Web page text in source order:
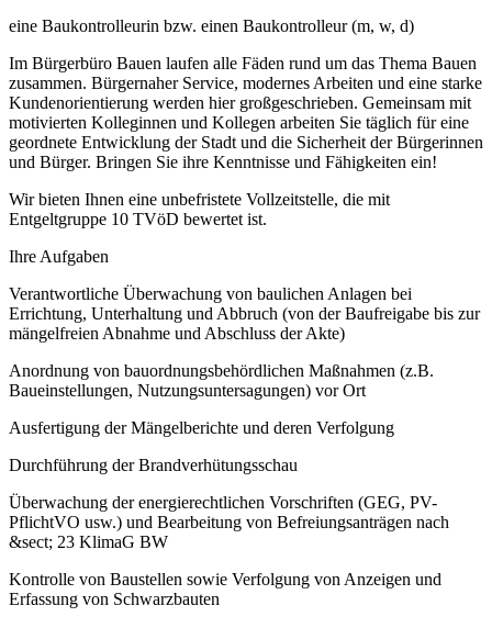
eine Baukontrolleurin bzw. einen Baukontrolleur (m, w, d)
Im Bürgerbüro Bauen laufen alle Fäden rund um das Thema Bauen
zusammen. Bürgernaher Service, modernes Arbeiten und eine starke
Kundenorientierung werden hier großgeschrieben. Gemeinsam mit
motivierten Kolleginnen und Kollegen arbeiten Sie täglich für eine
geordnete Entwicklung der Stadt und die Sicherheit der Bürgerinnen
und Bürger. Bringen Sie ihre Kenntnisse und Fähigkeiten ein!
Wir bieten Ihnen eine unbefristete Vollzeitstelle, die mit
Entgeltgruppe 10 TVöD bewertet ist.
Ihre Aufgaben
Verantwortliche Überwachung von baulichen Anlagen bei
Errichtung, Unterhaltung und Abbruch (von der Baufreigabe bis zur
mängelfreien Abnahme und Abschluss der Akte)
Anordnung von bauordnungsbehördlichen Maßnahmen (z.B.
Baueinstellungen, Nutzungsuntersagungen) vor Ort
Ausfertigung der Mängelberichte und deren Verfolgung
Durchführung der Brandverhütungsschau
Überwachung der energierechtlichen Vorschriften (GEG, PV-
PflichtVO usw.) und Bearbeitung von Befreiungsanträgen nach
&sect; 23 KlimaG BW
Kontrolle von Baustellen sowie Verfolgung von Anzeigen und
Erfassung von Schwarzbauten